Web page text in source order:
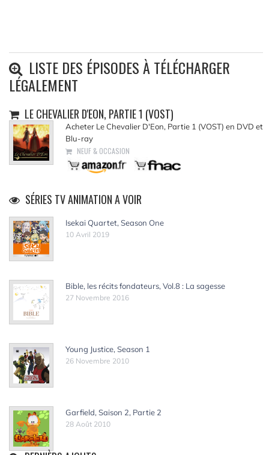
LISTE DES ÉPISODES À TÉLÉCHARGER
LÉGALEMENT
LE CHEVALIER D'EON, PARTIE 1 (VOST)
Acheter Le Chevalier D'Eon, Partie 1 (VOST) en DVD et
Blu-ray
NEUF & OCCASION
SÉRIES TV ANIMATION A VOIR
Isekai Quartet, Season One
10 Avril 2019
Bible, les récits fondateurs, Vol.8 : La sagesse
27 Novembre 2016
Young Justice, Season 1
26 Novembre 2010
Garfield, Saison 2, Partie 2
28 Août 2010